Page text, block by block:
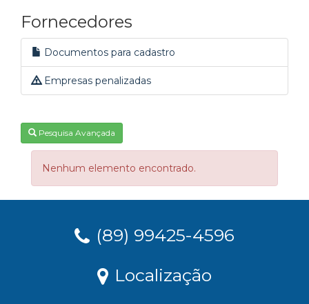
Fornecedores
Documentos para cadastro
Empresas penalizadas
Pesquisa Avançada
Nenhum elemento encontrado.
(89) 99425-4596
Localização